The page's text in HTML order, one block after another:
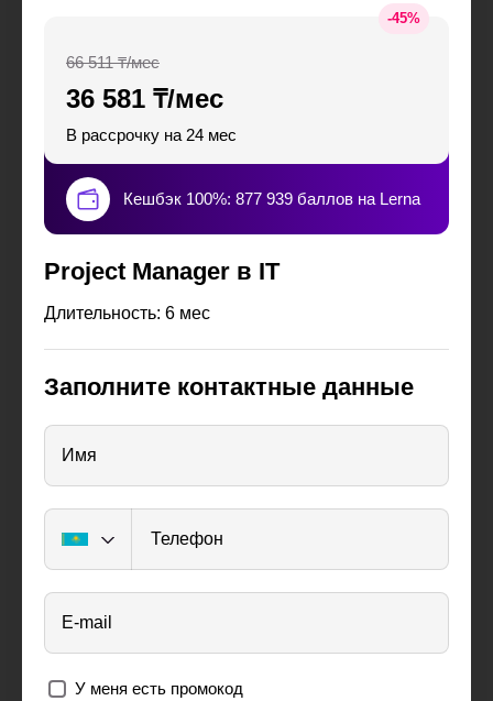
-45%
36 581 ₸/мес
66 511 ₸/мес
В рассрочку на 24 мес
Кешбэк 100%: 877 939 баллов на Lerna
Project Manager в IT
Длительность: 6 мес
Заполните контактные данные
Имя
Телефон
E-mail
У меня есть промокод